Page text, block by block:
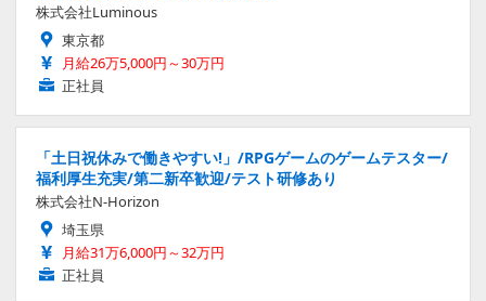
株式会社Luminous
東京都
月給26万5,000円～30万円
正社員
「土日祝休みで働きやすい!」/RPGゲームのゲームテスター/
福利厚生充実/第二新卒歓迎/テスト研修あり
株式会社N-Horizon
埼玉県
月給31万6,000円～32万円
正社員